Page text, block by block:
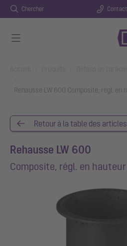
Chercher Contact
Rehausse LW 600 Composite, régl.
Retour à la table des articles
Rehausse LW 600
Composite, régl. en